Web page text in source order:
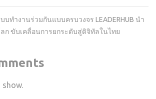
บทำงานร่วมกันแบบครบวงจร LEADERHUB นำ
ก ขับเคลื่อนการยกระดับสู่ดิจิทัลในไทย